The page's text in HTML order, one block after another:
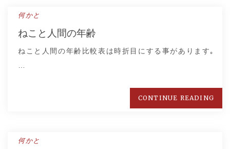
何かと
ねこと人間の年齢
ねこと人間の年齢比較表は時折目にする事があります｡
CONTINUE READING
何かと